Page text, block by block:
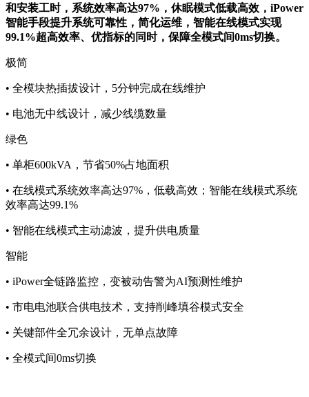
和安装工时，系统效率高达97%，休眠模式低载高效，iPower
智能手段提升系统可靠性，简化运维，智能在线模式实现
99.1%超高效率、优指标的同时，保障全模式间0ms切换。
极简
• 全模块热插拔设计，5分钟完成在线维护
• 电池无中线设计，减少线缆数量
绿色
• 单柜600kVA，节省50%占地面积
• 在线模式系统效率高达97%，低载高效；智能在线模式系统
效率高达99.1%
• 智能在线模式主动滤波，提升供电质量
智能
• iPower全链路监控，变被动告警为AI预测性维护
• 市电电池联合供电技术，支持削峰填谷模式安全
• 关键部件全冗余设计，无单点故障
• 全模式间0ms切换